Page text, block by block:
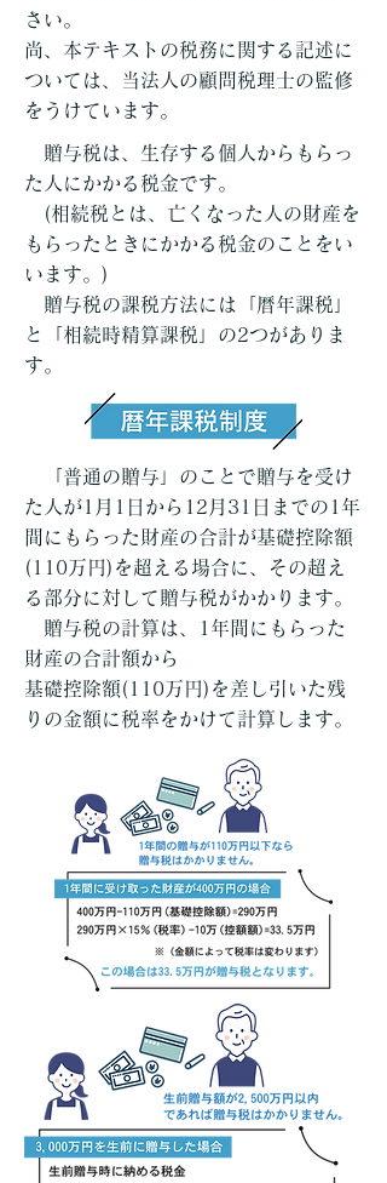
さい。
尚、本テキストの税務に関する記述に
ついては、当法人の顧問税理士の監修
をうけています。
贈与税は、生存する個人からもらっ
た人にかかる税金です。
(相続税とは、亡くなった人の財産を
もらったときにかかる税金のことをい
います。)
贈与税の課税方法には「暦年課税」
と「相続時精算課税」の2つがありま
す。
「普通の贈与」のことで贈与を受け
た人が1月1日から12月31日までの1年
間にもらった財産の合計が基礎控除額
(110万円)を超える場合に、その超え
る部分に対して贈与税がかかります。
贈与税の計算は、1年間にもらった
財産の合計額から
基礎控除額(110万円)を差し引いた残
りの金額に税率をかけて計算します。